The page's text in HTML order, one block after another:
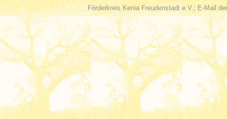
Förderkreis Kenia Freudenstadt e.V.; E-Mail